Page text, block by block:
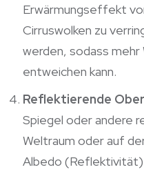
Erwärmungseffekt
Cirruswolken zu
werden, sodass mehr
entweichen kann.
Reflektierende
Spiegel oder andere
Weltraum oder auf
Albedo (Reflektivität)